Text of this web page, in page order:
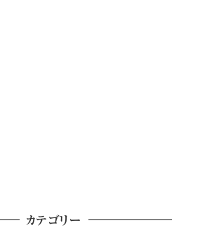
カテゴリー